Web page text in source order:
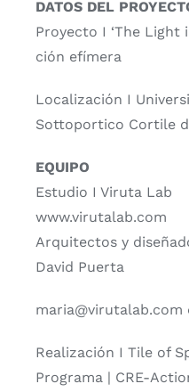
DATOS DEL
Pro­yec­to I ‘The
ción efí­me­ra
Loca­li­za­ción I
Sot­to­por­ti­co Cor­ti­le
EQUIPO
Estu­dio I Viru­ta Lab
www.virutalab.com
Arqui­tec­tos y
David Puer­ta
maria@virutalab.com
Rea­li­za­ción I Tile of
Pro­gra­ma | CRE-